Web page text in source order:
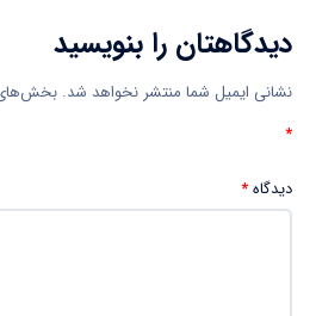
دیدگاهتان را بنویسید
نشانی ایمیل شما منتشر نخواهد شد. بخش‌های
*
دیدگاه*